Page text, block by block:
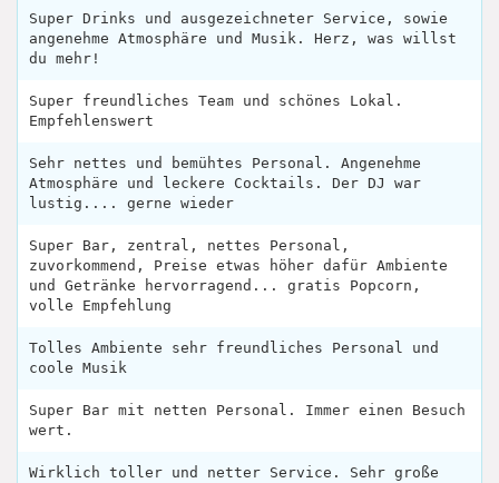
Super Drinks und ausgezeichneter Service, sowie
angenehme Atmosphäre und Musik. Herz, was willst
du mehr!
Super freundliches Team und schönes Lokal.
Empfehlenswert
Sehr nettes und bemühtes Personal. Angenehme
Atmosphäre und leckere Cocktails. Der DJ war
lustig.... gerne wieder
Super Bar, zentral, nettes Personal,
zuvorkommend, Preise etwas höher dafür Ambiente
und Getränke hervorragend... gratis Popcorn,
volle Empfehlung
Tolles Ambiente sehr freundliches Personal und
coole Musik
Super Bar mit netten Personal. Immer einen Besuch
wert.
Wirklich toller und netter Service. Sehr große